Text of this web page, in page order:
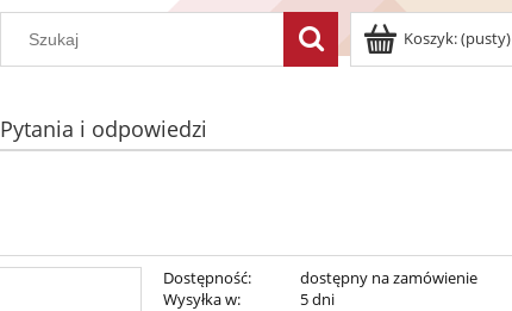
Koszyk:(pusty)
Pytania i odpowiedzi
Dostępność:
dostępny na zamówienie
Wysyłka w:
5 dni